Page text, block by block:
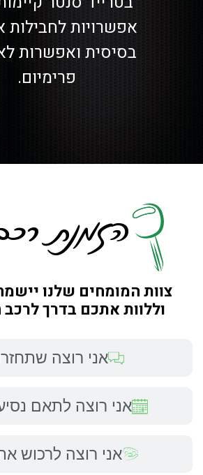
אפשרויות לחבילות
בסיסית ואפשרות
פרימיום.
הזמנת
צוות המומחים שלנו
וללוות אתכם בדרך
אני רוצה
אני רוצה לתאם
אני רוצה לרכוש